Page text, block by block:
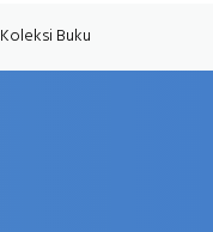
Koleksi Buku